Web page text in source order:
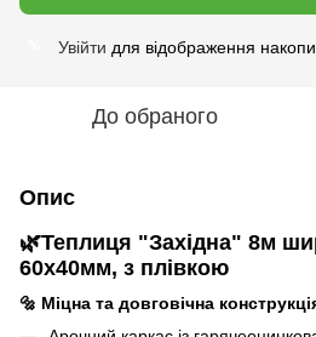
Увійти для відображення
До обраного
Опис
🌿Теплиця "Західна" 8м
60х40мм, з плівкою
🔩 Міцна та довговічна